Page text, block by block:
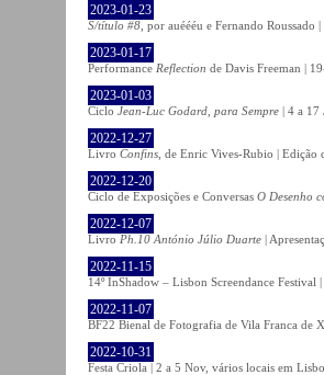
2023-01-23
S/título #8 , por auéééu e Fernando
2023-01-17
Performance Reflection de Davis Freeman |
2023-01-03
Ciclo Jean-Luc Godard, para Sempre | 4 a 17
2022-12-27
Livro Confins , de Enric Vives-Rubio | Edição
2022-12-20
Ciclo de Exposições e Conversas O Desenho
2022-12-07
Livro Ph.10 António Júlio Duarte |
2022-11-15
14º InShadow – Lisbon Screendance
2022-11-07
BF22 Bienal de Fotografia de Vila Franca de
2022-10-31
Festa Criola | 2 a 5 Nov, vários locais em